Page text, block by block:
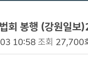
회 봉행 (강원일
10:58 조회 27,700